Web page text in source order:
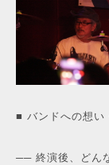
■ バンドへの想い
── 終演後、どん